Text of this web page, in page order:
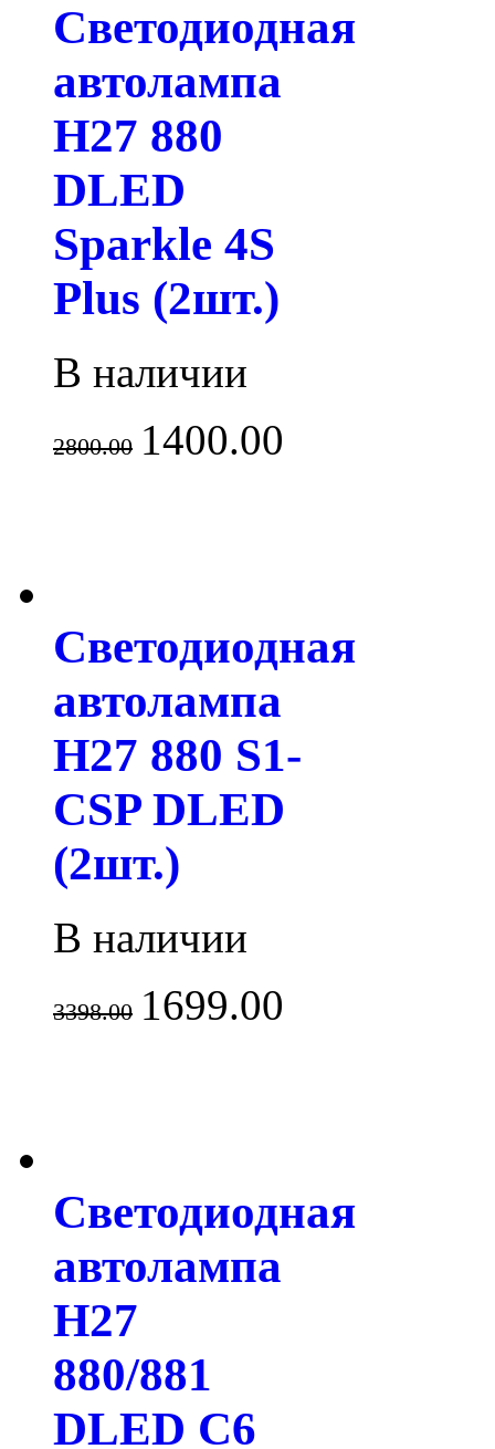
Светодиодная
автолампа
H27 880
DLED
Sparkle 4S
Plus (2шт.)
В наличии
2800.00 1400.00
Светодиодная
автолампа
H27 880 S1-
CSP DLED
(2шт.)
В наличии
3398.00 1699.00
Светодиодная
автолампа
H27
880/881
DLED C6